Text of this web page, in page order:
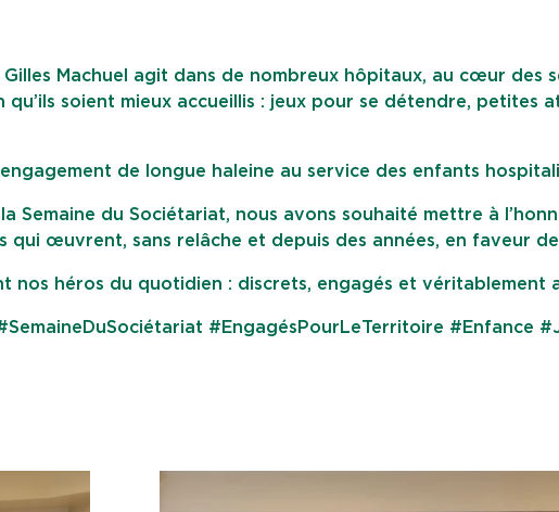
Machuel agit dans de nombreux hôpitaux, au cœur des
qu’ils soient mieux accueillis : jeux pour se détendre, petites
de longue haleine au service des enfants
Semaine du Sociétariat, nous avons souhaité mettre à
qui œuvrent, sans relâche et depuis des années, en faveur de
nos héros du quotidien : discrets, engagés et véritablement
#EngagésPourLeTerritoire #Enfance